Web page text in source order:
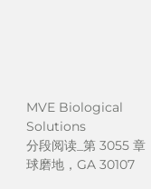
MVE Biological
Solutions
分段阅读_第 3055 章
球磨地，GA 30107